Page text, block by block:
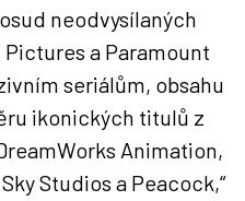
neodvysílaných
a Paramount
seriálům, obsahu
ikonických titulů z
Animation,
Studios a Peacock,“